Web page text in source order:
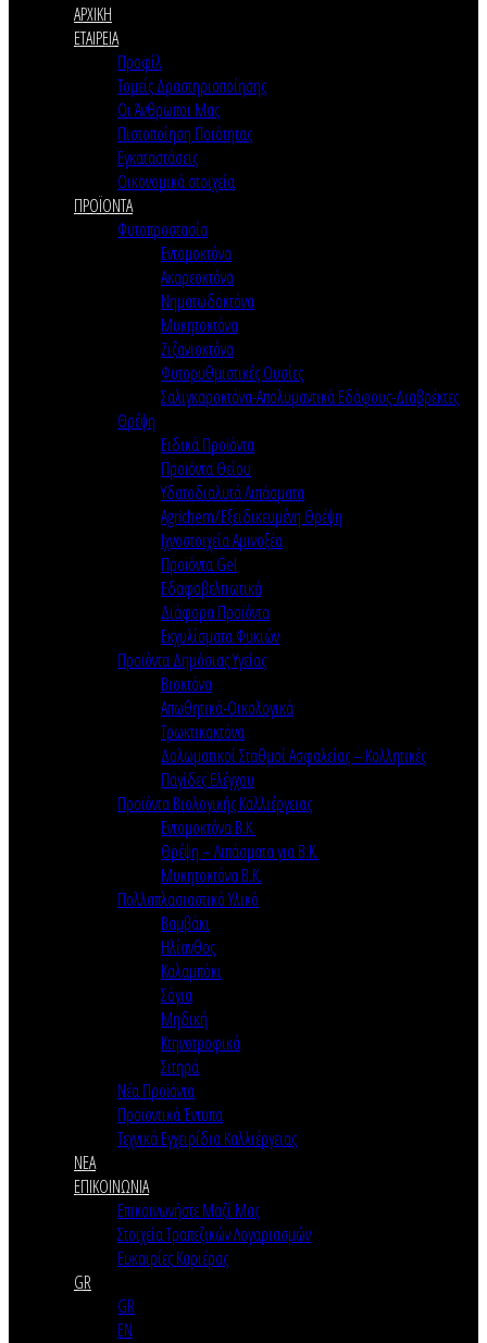
ΑΡΧΙΚΗ
ΕΤΑΙΡΕΙΑ
Προφίλ
Τομείς Δραστηριοποίησης
Οι Άνθρωποι Μας
Πιστοποίηση Ποιότητας
Εγκαταστάσεις
Οικονομικά στοιχεία
ΠΡΟΪΟΝΤΑ
Φυτοπροστασία
Εντομοκτόνα
Ακαρεοκτόνα
Νηματωδοκτόνα
Μυκητοκτόνα
Ζιζανιοκτόνα
Φυτορυθμιστικές Ουσίες
Σαλιγκαροκτόνα-Απολυμαντικά Εδάφους-Διαβρέκτες
Θρέψη
Ειδικά Προϊόντα
Προϊόντα Θείου
Υδατοδιαλυτά Λιπάσματα
Agrichem/Εξειδικευμένη Θρέψη
Ιχνοστοιχεία Αμινοξέα
Προϊόντα Gel
Εδαφοβελτιωτικά
Διάφορα Προϊόντα
Εκχυλίσματα Φυκιών
Προϊόντα Δημόσιας Υγείας
Βιοκτόνα
Απωθητικά-Οικολογικά
Τρωκτικοκτόνα
Δολωματικοί Σταθμοί Ασφαλείας – Κολλητικές
Παγίδες Ελέγχου
Προϊόντα Βιολογικής Καλλιέργειας
Εντομοκτόνα Β.Κ.
Θρέψη – Λιπάσματα για Β.Κ.
Μυκητοκτόνα Β.Κ.
Πολλαπλασιαστικό Υλικό
Βαμβάκι
Ηλίανθος
Καλαμπόκι
Σόγια
Μηδική
Κτηνοτροφικά
Σιτηρά
Νέα Προϊόντα
Προϊοντικά Έντυπα
Τεχνικά Εγχειρίδια Καλλιέργειας
ΝΕΑ
ΕΠΙΚΟΙΝΩΝΙΑ
Επικοινωνήστε Μαζί Μας
Στοιχεία Τραπεζικών Λογαριασμών
Ευκαιρίες Καριέρας
GR
GR
EN